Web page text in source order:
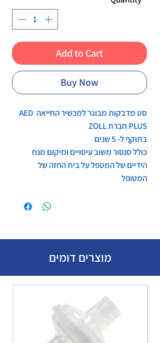
Add to Cart
Buy Now
סט מדבקות מבוגר למכשיר החייאה AED
PLUS חברת ZOLL
בתוקף ל- 5 שנים
כולל סנסור משוב עיסויים ומיקום מנח
הידיים של המטפל על בית החזה של
המטופל
מוצרים דומים